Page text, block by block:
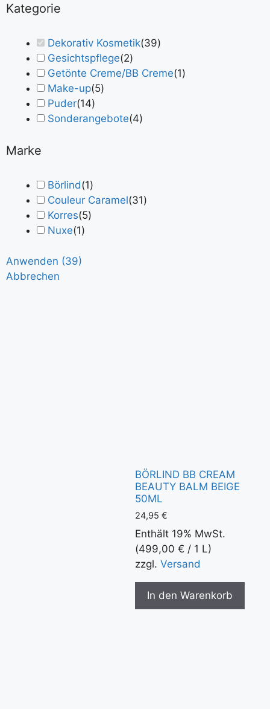
Kategorie
Dekorativ Kosmetik(39)
Gesichtspflege(2)
Getönte Creme/BB Creme(1)
Make-up(5)
Puder(14)
Sonderangebote(4)
Marke
Börlind(1)
Couleur Caramel(31)
Korres(5)
Nuxe(1)
Anwenden (39)
Abbrechen
BÖRLIND BB CREAM
BEAUTY BALM BEIGE
50ML
24,95 €
Enthält 19% MwSt.
(499,00 € / 1 L)
zzgl. Versand
In den Warenkorb